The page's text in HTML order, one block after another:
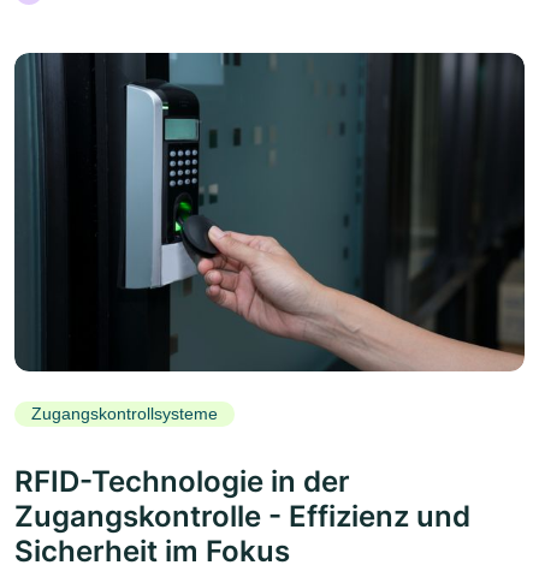
Zugangskontrollsysteme
RFID-Technologie in der
Zugangskontrolle - Effizienz und
Sicherheit im Fokus